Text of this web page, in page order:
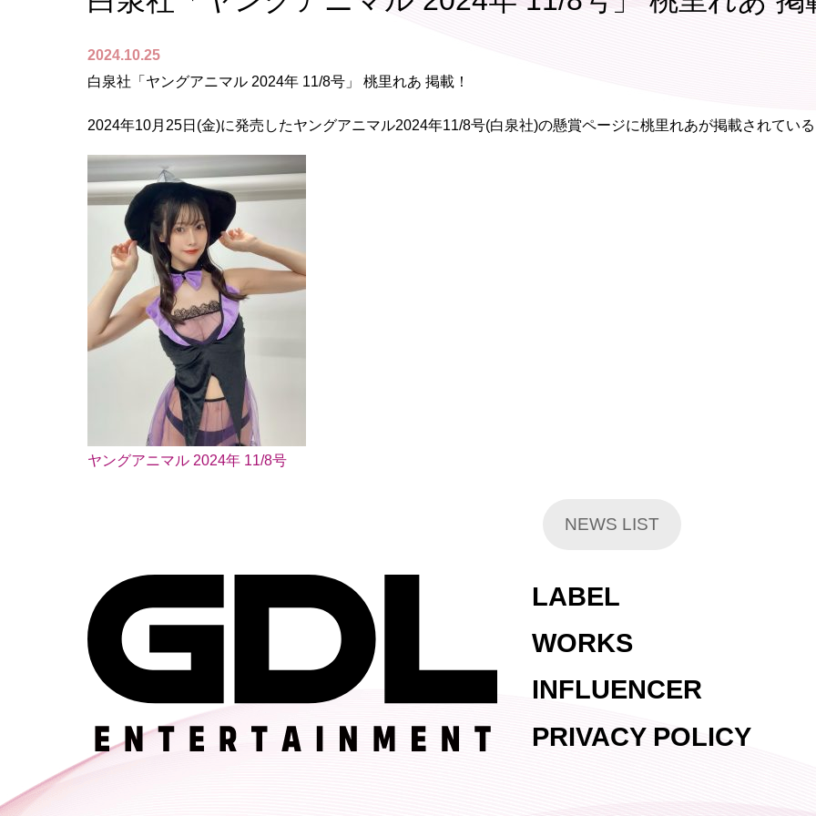
2024.10.25
白泉社「ヤングアニマル 2024年 11/8号」 桃里れあ 掲載！
2024年10月25日(金)に発売したヤングアニマル2024年11/8号(白泉社)の懸賞ページに桃里れあが掲載されてい
ヤングアニマル 2024年 11/8号
NEWS LIST
LABEL
WORKS
INFLUENCER
PRIVACY POLICY